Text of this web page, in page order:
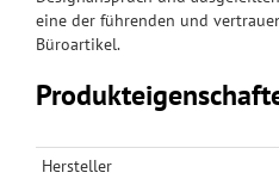
eine der führenden und
Büroartikel.
Hersteller